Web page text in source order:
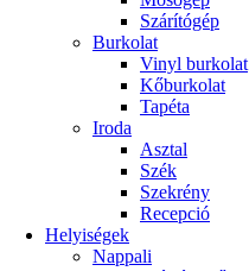
Szárítógép
Burkolat
Vinyl burkolat
Kőburkolat
Tapéta
Iroda
Asztal
Szék
Szekrény
Recepció
Helyiségek
Nappali